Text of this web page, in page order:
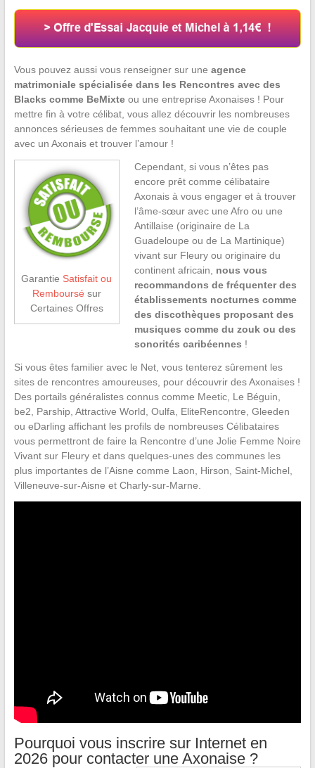
Vous pouvez aussi vous renseigner sur une agence
matrimoniale spécialisée dans les Rencontres avec des
Blacks comme BeMixteou une entreprise Axonaises ! Pour
mettre fin à votre célibat, vous allez découvrir les nombreuses
annonces sérieuses de femmes souhaitant une vie de couple
avec un Axonais et trouver l’amour !
Garantie Satisfait ou
Remboursé sur
Certaines Offres
Cependant, si vous n’êtes pas
encore prêt comme célibataire
Axonais à vous engager et à trouver
l’âme-sœur avec une Afro ou une
Antillaise (originaire de La
Guadeloupe ou de La Martinique)
vivant sur Fleury ou originaire du
continent africain, nous vous
recommandons de fréquenter des
établissements nocturnes comme
des discothèques proposant des
musiques comme du zouk ou des
sonorités caribéennes !
Si vous êtes familier avec le Net, vous tenterez sûrement les
sites de rencontres amoureuses, pour découvrir des Axonaises !
Des portails généralistes connus comme Meetic, Le Béguin,
be2, Parship, Attractive World, Oulfa, EliteRencontre, Gleeden
ou eDarling affichant les profils de nombreuses Célibataires
vous permettront de faire la Rencontre d’une Jolie Femme Noire
Vivant sur Fleury et dans quelques-unes des communes les
plus importantes de l’Aisne comme Laon, Hirson, Saint-Michel,
Villeneuve-sur-Aisne et Charly-sur-Marne.
Pourquoi vous inscrire sur Internet en
2026 pour contacter une Axonaise ?